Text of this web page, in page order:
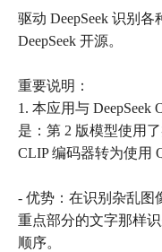
驱动 DeepSeek 识别
DeepSeek 开源。
重要说明：
1. 本应用与 DeepSeek
是：第 2 版模型使用
CLIP 编码器转为使用
- 优势：在识别杂乱图
重点部分的文字那样
顺序。